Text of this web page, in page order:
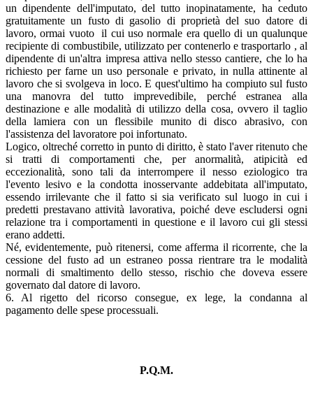
un dipendente dell'imputato, del tutto inopinatamente, ha ceduto
gratuitamente un fusto di gasolio di proprietà del suo datore di
lavoro, ormai vuoto il cui uso normale era quello di un qualunque
recipiente di combustibile, utilizzato per contenerlo e trasportarlo , al
dipendente di un'altra impresa attiva nello stesso cantiere, che lo ha
richiesto per farne un uso personale e privato, in nulla attinente al
lavoro che si svolgeva in loco. E quest'ultimo ha compiuto sul fusto
una manovra del tutto imprevedibile, perché estranea alla
destinazione e alle modalità di utilizzo della cosa, ovvero il taglio
della lamiera con un flessibile munito di disco abrasivo, con
l'assistenza del lavoratore poi infortunato.
Logico, oltreché corretto in punto di diritto, è stato l'aver ritenuto che
si tratti di comportamenti che, per anormalità, atipicità ed
eccezionalità, sono tali da interrompere il nesso eziologico tra
l'evento lesivo e la condotta inosservante addebitata all'imputato,
essendo irrilevante che il fatto si sia verificato sul luogo in cui i
predetti prestavano attività lavorativa, poiché deve escludersi ogni
relazione tra i comportamenti in questione e il lavoro cui gli stessi
erano addetti.
Né, evidentemente, può ritenersi, come afferma il ricorrente, che la
cessione del fusto ad un estraneo possa rientrare tra le modalità
normali di smaltimento dello stesso, rischio che doveva essere
governato dal datore di lavoro.
6. Al rigetto del ricorso consegue, ex lege, la condanna al
pagamento delle spese processuali.
P.Q.M.